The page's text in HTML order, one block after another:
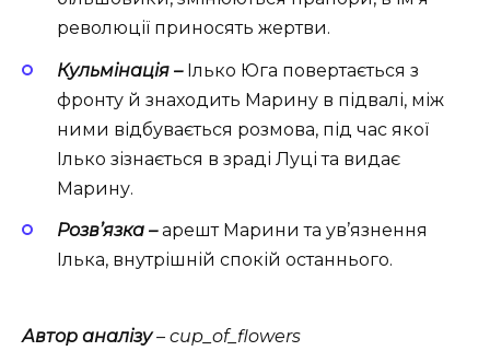
революції приносять жертви.
Кульмінація – Ілько Юга повертається з
фронту й знаходить Марину в підвалі, між
ними відбувається розмова, під час якої
Ілько зізнається в зраді Луці та видає
Марину.
Розв’язка –арешт Марини та ув’язнення
Ілька, внутрішній спокій останнього.
Автор аналізу– cup_of_flowers